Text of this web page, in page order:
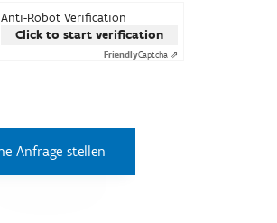
Anti-Robot Verification
Click to start verification
FriendlyCaptcha ⇗